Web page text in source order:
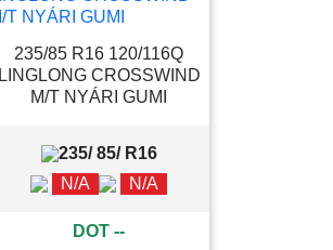
235/85 R16 120/116Q
LINGLONG CROSSWIND
M/T NYÁRI GUMI
235/ 85/ R16
N/A
N/A
DOT --